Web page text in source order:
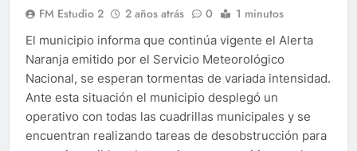
FM Estudio 2 2 años atrás 0 1 minutos
El municipio informa que continúa vigente el Alerta
Naranja emitido por el Servicio Meteorológico
Nacional, se esperan tormentas de variada intensidad.
Ante esta situación el municipio desplegó un
operativo con todas las cuadrillas municipales y se
encuentran realizando tareas de desobstrucción para